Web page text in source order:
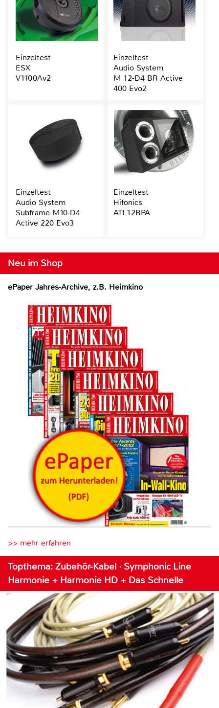
Neu im Shop
ePaper Jahres-Archive, z.B. Heimkino
>> mehr erfahren
Topthema: Zubehör-Kabel · Symphonic Line
Harmonie + Harmonie HD + Das Schnelle
Einzeltest
ESX
V1100Av2
Einzeltest
Audio System
M 12-D4 BR Active
400 Evo2
Einzeltest
Audio System
Subframe M10-D4
Active 220 Evo3
Einzeltest
Hifonics
ATL12BPA